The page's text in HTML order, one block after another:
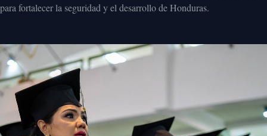
para fortalecer la seguridad y el desarrollo de Honduras.